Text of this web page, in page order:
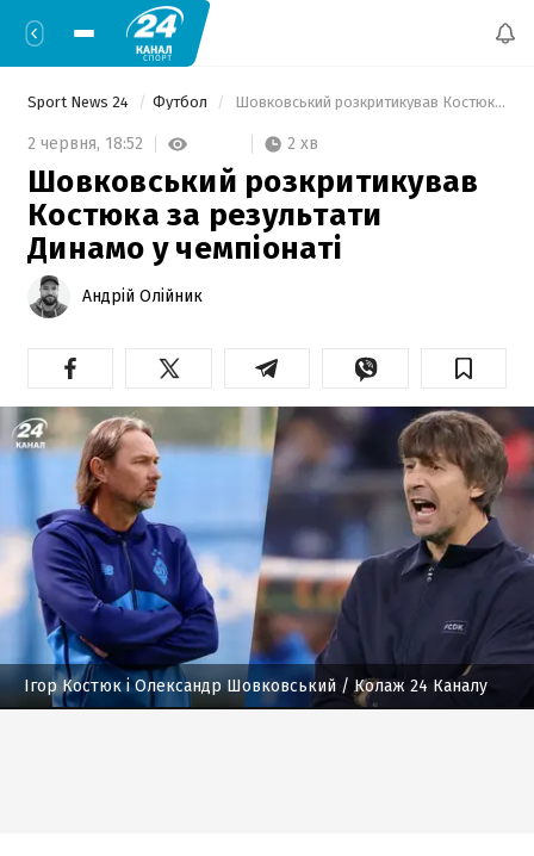
Sport News 24 Футбол Шовковський розкритикував Костюка за результати Динамо у чемпіонаті
2 червня, 18:52 2 хв
Шовковський розкритикував
Костюка за результати
Динамо у чемпіонаті
Андрій Олійник
Ігор Костюк і Олександр Шовковський / Колаж 24 Каналу